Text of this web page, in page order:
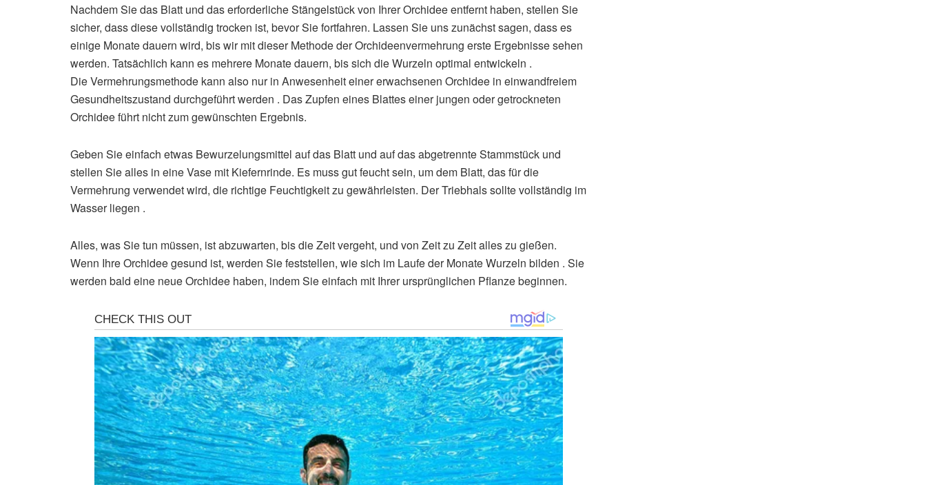
Nachdem Sie das Blatt und das erforderliche Stängelstück von Ihrer Orchidee entfernt haben, stellen Sie
sicher, dass diese vollständig trocken ist, bevor Sie fortfahren. Lassen Sie uns zunächst sagen, dass es
einige Monate dauern wird, bis wir mit dieser Methode der Orchideenvermehrung erste Ergebnisse sehen
werden. Tatsächlich kann es mehrere Monate dauern, bis sich die Wurzeln optimal entwickeln .
Die Vermehrungsmethode kann also nur in Anwesenheit einer erwachsenen Orchidee in einwandfreiem
Gesundheitszustand durchgeführt werden . Das Zupfen eines Blattes einer jungen oder getrockneten
Orchidee führt nicht zum gewünschten Ergebnis.
Geben Sie einfach etwas Bewurzelungsmittel auf das Blatt und auf das abgetrennte Stammstück und
stellen Sie alles in eine Vase mit Kiefernrinde. Es muss gut feucht sein, um dem Blatt, das für die
Vermehrung verwendet wird, die richtige Feuchtigkeit zu gewährleisten. Der Triebhals sollte vollständig im
Wasser liegen .
Alles, was Sie tun müssen, ist abzuwarten, bis die Zeit vergeht, und von Zeit zu Zeit alles zu gießen.
Wenn Ihre Orchidee gesund ist, werden Sie feststellen, wie sich im Laufe der Monate Wurzeln bilden . Sie
werden bald eine neue Orchidee haben, indem Sie einfach mit Ihrer ursprünglichen Pflanze beginnen.